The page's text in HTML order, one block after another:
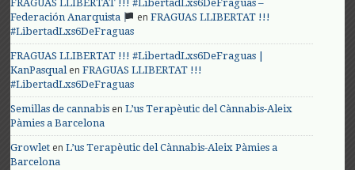
FRAGUAS LLIBERTAT !!! #LibertadLxs6DeFraguas –
Federación Anarquista
enFRAGUAS LLIBERTAT !!!
#LibertadLxs6DeFraguas
FRAGUAS LLIBERTAT !!! #LibertadLxs6DeFraguas |
KanPasqualenFRAGUAS LLIBERTAT !!!
#LibertadLxs6DeFraguas
Semillas de cannabis enL’us Terapèutic del Cànnabis-Aleix
Pàmies a Barcelona
Growlet enL’us Terapèutic del Cànnabis-Aleix Pàmies a
Barcelona